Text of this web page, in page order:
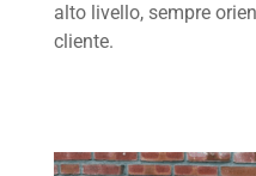
alto livello, sempre
cliente.